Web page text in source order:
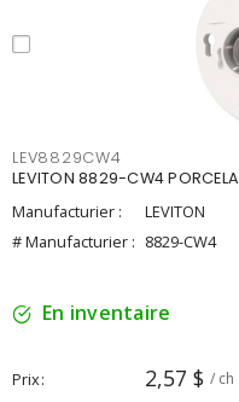
LEV8829CW4
LEVITON 8829-CW4
Manufacturier :
LEVITON
# Manufacturier : 8829-CW4
En inventaire
Prix 2,57 $ / ch